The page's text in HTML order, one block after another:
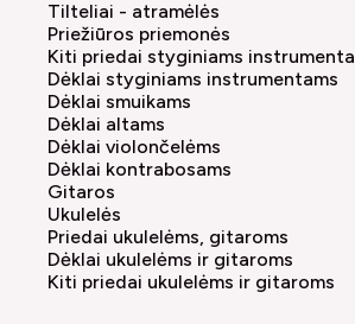
Tilteliai - atramėlės
Priežiūros priemonės
Kiti priedai styginiams
Dėklai styginiams instrumentams
Dėklai smuikams
Dėklai altams
Dėklai violončelėms
Dėklai kontrabosams
Gitaros
Ukulelės
Priedai ukulelėms, gitaroms
Dėklai ukulelėms ir gitaroms
Kiti priedai ukulelėms ir gitaroms